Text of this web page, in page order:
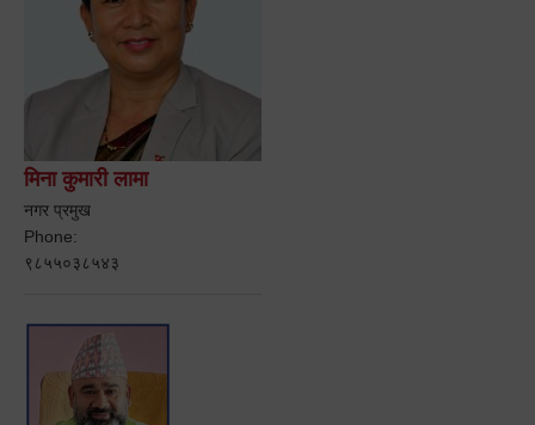
मिना कुमारी लामा
नगर प्रमुख
Phone:
९८५५०३८५४३